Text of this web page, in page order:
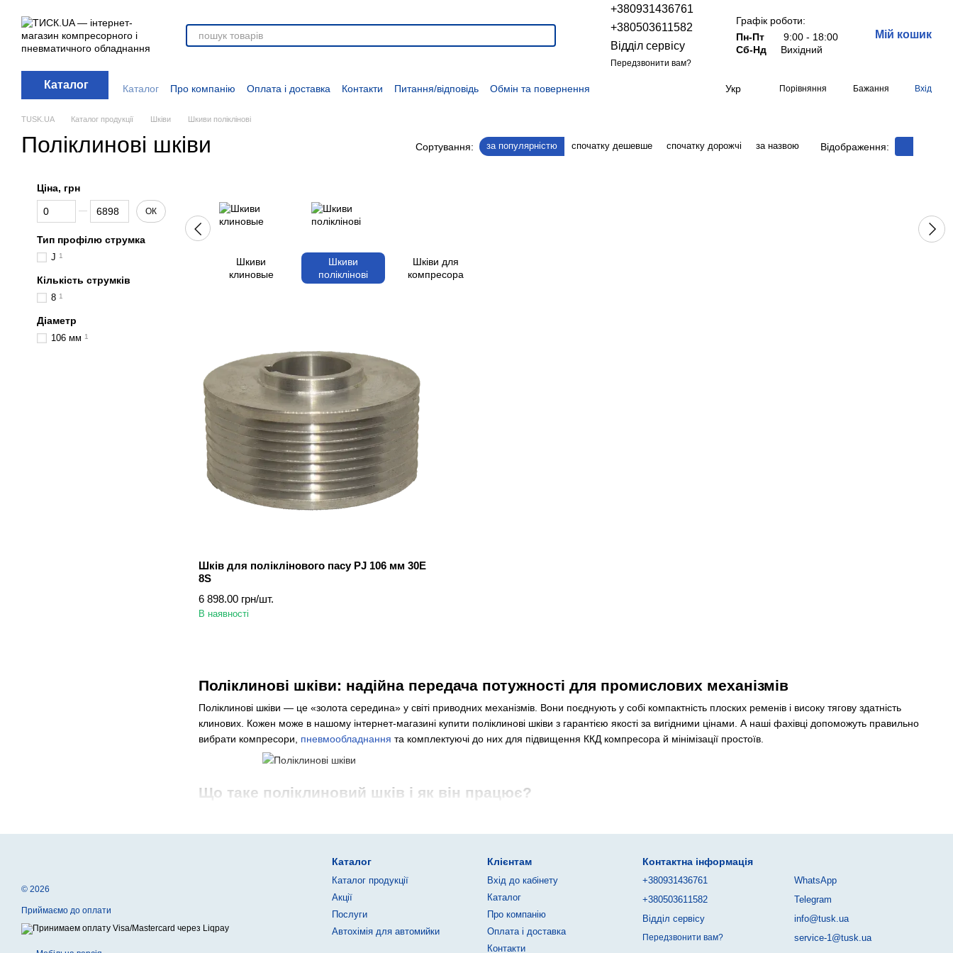
+380931436761
+380503611582
Відділ сервісу
Передзвонити вам?
Графік роботи:
Пн-Пт
9:00 - 18:00
Сб-Нд
Вихідний
Мій кошик
Каталог Каталог Про компанію Оплата і доставка Контакти Питання/відповідь
Обмін та повернення
Вакансії
Додаткові матеріали
Укр Порівняння Бажання Вхід
TUSK.UA Каталог продукції Шківи Шкиви поліклінові
Поліклинові шківи Сортування: за популярністю спочатку дешевше спочатку дорожчі за назвою Відображення:
Шкиви
клиновые
Шкиви
поліклінові
Шківи для
компресора
Поліклинові шківи: надійна передача потужності для промислових механізмів
Поліклинові шківи — це «золота середина» у світі приводних механізмів. Вони поєднують у собі компактність плоских ременів і високу тягову здатність
клинових. Кожен може в нашому інтернет-магазині купити поліклинові шківи з гарантією якості за вигідними цінами. А наші фахівці допоможуть правильно
вибрати компресори, пневмообладнання та комплектуючі до них для підвищення ККД компресора й мінімізації простоїв.
Що таке поліклиновий шків і як він працює?
промислові компресори, верстати та інші агрегати. При цьому застосовується висока потужність при мінімальних діаметрах шківів.
Переваги поліклинових шківів
Компактністю. Передається висока потужність більш вузьким шківом, ніж у класичному багатоклиновому варіанті.
Високою швидкістю. Системи стабільно працюють на швидкостях до 60 м/с, де звичайні ремені зіскакують.
Шків для поліклінового пасу PJ 106 мм 30Е
8S
6 898.00 грн/шт.
В наявності
Ціна, грн
Від Ціна, грн
До Ціна, грн ОК
Тип профілю струмка
J 1
Кількість струмків
8 1
Діаметр
106 мм 1
© 2026
Приймаємо до оплати
Каталог
Каталог продукції
Акції
Послуги
Автохімія для автомийки
Клієнтам
Вхід до кабінету
Каталог
Про компанію
Оплата і доставка
Контакти
Контактна інформація
+380931436761
+380503611582
Відділ сервісу
Передзвонити вам?
WhatsApp
Telegram
info@tusk.ua
service-1@tusk.ua